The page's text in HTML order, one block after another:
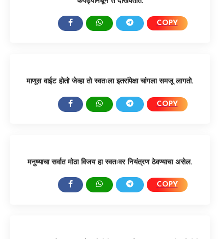
COPY
माणूस वाईट होतो जेव्हा तो स्वतःला इतरांपेक्षा चांगला समजू लागतो.
COPY
मनुष्याचा सर्वात मोठा विजय हा स्वतःवर नियंत्रण ठेवण्याचा असेल.
COPY